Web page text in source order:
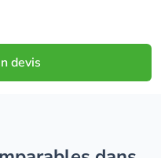
devis